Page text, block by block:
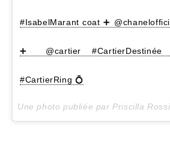
#IsabelMarant coat ➕
➕ @cartier #CartierDestinée
#CartierRing 💍